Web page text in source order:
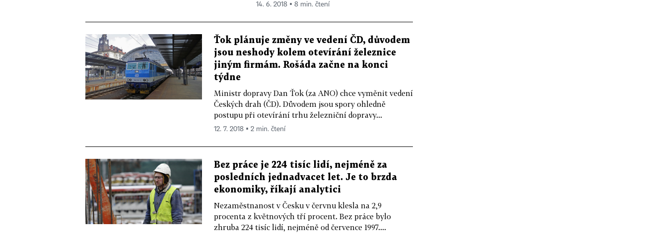
14. 6. 2018 ▪ 8 min. čtení
Ťok plánuje změny ve vedení ČD, důvodem
jsou neshody kolem otevírání železnice
jiným firmám. Rošáda začne na konci
týdne
Ministr dopravy Dan Ťok (za ANO) chce vyměnit vedení
Českých drah (ČD). Důvodem jsou spory ohledně
postupu při otevírání trhu železniční dopravy...
12. 7. 2018 ▪ 2 min. čtení
Bez práce je 224 tisíc lidí, nejméně za
posledních jednadvacet let. Je to brzda
ekonomiky, říkají analytici
Nezaměstnanost v Česku v červnu klesla na 2,9
procenta z květnových tří procent. Bez práce bylo
zhruba 224 tisíc lidí, nejméně od července 1997....